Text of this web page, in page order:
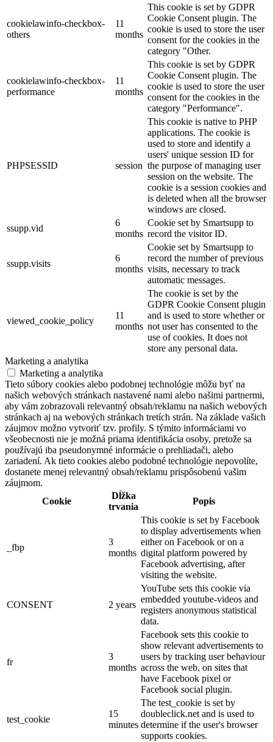
cookielawinfo-checkbox-
others
11
months
This cookie is set by GDPR
Cookie Consent plugin. The
cookie is used to store the user
consent for the cookies in the
category "Other.
cookielawinfo-checkbox-
performance
11
months
This cookie is set by GDPR
Cookie Consent plugin. The
cookie is used to store the user
consent for the cookies in the
category "Performance".
PHPSESSID session
This cookie is native to PHP
applications. The cookie is
used to store and identify a
users' unique session ID for
the purpose of managing user
session on the website. The
cookie is a session cookies and
is deleted when all the browser
windows are closed.
ssupp.vid
6
months
Cookie set by Smartsupp to
record the visitor ID.
ssupp.visits
6
months
Cookie set by Smartsupp to
record the number of previous
visits, necessary to track
automatic messages.
viewed_cookie_policy
11
months
The cookie is set by the
GDPR Cookie Consent plugin
and is used to store whether or
not user has consented to the
use of cookies. It does not
store any personal data.
Marketing a analytika
Marketing a analytika
Tieto súbory cookies alebo podobnej technológie môžu byť na
našich webových stránkach nastavené nami alebo našimi partnermi,
aby vám zobrazovali relevantný obsah/reklamu na našich webových
stránkach aj na webových stránkach tretích strán. Na základe vašich
záujmov možno vytvoriť tzv. profily. S týmito informáciami vo
všeobecnosti nie je možná priama identifikácia osoby, pretože sa
používajú iba pseudonymné informácie o prehliadači, alebo
zariadení. Ak tieto cookies alebo podobné technológie nepovolíte,
dostanete menej relevantný obsah/reklamu prispôsobenú vašim
záujmom.
Cookie
Dĺžka
trvania
Popis
_fbp
3
months
This cookie is set by Facebook
to display advertisements when
either on Facebook or on a
digital platform powered by
Facebook advertising, after
visiting the website.
CONSENT 2 years
YouTube sets this cookie via
embedded youtube-videos and
registers anonymous statistical
data.
fr
3
months
Facebook sets this cookie to
show relevant advertisements to
users by tracking user behaviour
across the web, on sites that
have Facebook pixel or
Facebook social plugin.
test_cookie
15
minutes
The test_cookie is set by
doubleclick.net and is used to
determine if the user's browser
supports cookies.